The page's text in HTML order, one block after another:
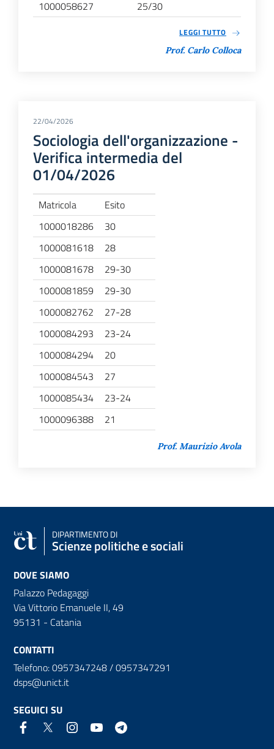
1000058627
25/30
LEGGI TUTTO
Prof. Carlo Colloca
22/04/2026
Sociologia dell'organizzazione -
Verifica intermedia del
01/04/2026
Matricola
Esito
1000018286
30
1000081618
28
1000081678
29-30
1000081859
29-30
1000082762
27-28
1000084293
23-24
1000084294
20
1000084543
27
1000085434
23-24
1000096388
21
Prof. Maurizio Avola
DIPARTIMENTO DI
Scienze politiche e sociali
DOVE SIAMO
Palazzo Pedagaggi
Via Vittorio Emanuele II, 49
95131 - Catania
CONTATTI
Telefono: 0957347248 / 0957347291
dsps@unict.it
SEGUICI SU